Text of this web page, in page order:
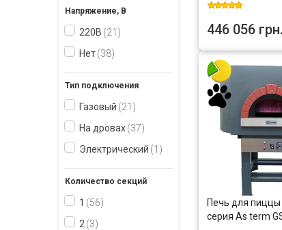
Напряжение, В
220В 21
Нет 38
Тип подключения
Газовый 21
На дровах 37
Электрический 1
Количество секций
1
56
2 3
446 056 грн.
Печь для пиццы
серия As term